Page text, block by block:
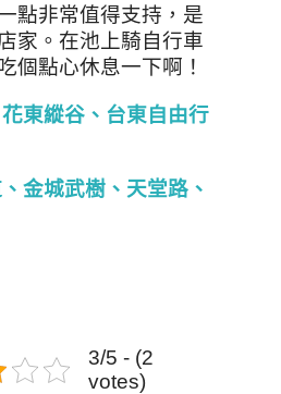
點非常值得支持，是
家。在池上騎自行車
個點心休息一下啊！
東縱谷、台東自由行
金城武樹、天堂路、
3/5 - (2
votes)